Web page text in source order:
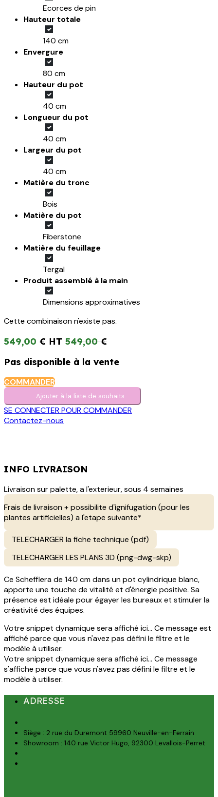
Ecorces de pin
Hauteur totale
140 cm
Envergure
80 cm
Hauteur du pot
40 cm
Longueur du pot
40 cm
Largeur du pot
40 cm
Matière du tronc
Bois
Matière du pot
Fiberstone
Matière du feuillage
Tergal
Produit assemblé à la main
Dimensions approximatives
Cette combinaison n'existe pas.
549,00 € 549,00€
Pas disponible à la vente
COMMANDER
Ajouter à la liste de s​o​uh​aits
SE CONNECTER POUR COMMANDER
Contactez-nous
INFO LIVRAISON
Livraison sur palette, a l'exterieur, sous 4 semaines
Frais de livraison + possibilite d'ignifugation (pour les
plantes artificielles) a l'etape suivante*
TELECHARGER la fiche technique (pdf)
TELECHARGER LES PLANS 3D (png-dwg-skp)
Ce Schefflera de 140 cm dans un pot cylindrique blanc,
apporte une touche de vitalité et d'énergie positive. Sa
présence est idéale pour égayer les bureaux et stimuler la
créativité des équipes.
Votre snippet dynamique sera affiché ici... Ce message est
affiché parce que vous n'avez pas défini le filtre et le
modèle à utiliser.
Votre snippet dynamique sera affiché ici... Ce message
s'affiche parce que vous n'avez pas défini le filtre et le
modèle à utiliser.
ADRESSE
Siège : 2 rue du Duremont 59960 Neuville-en-Ferrain
Showroom : 140 rue Victor Hugo, 92300 Levallois-Perret